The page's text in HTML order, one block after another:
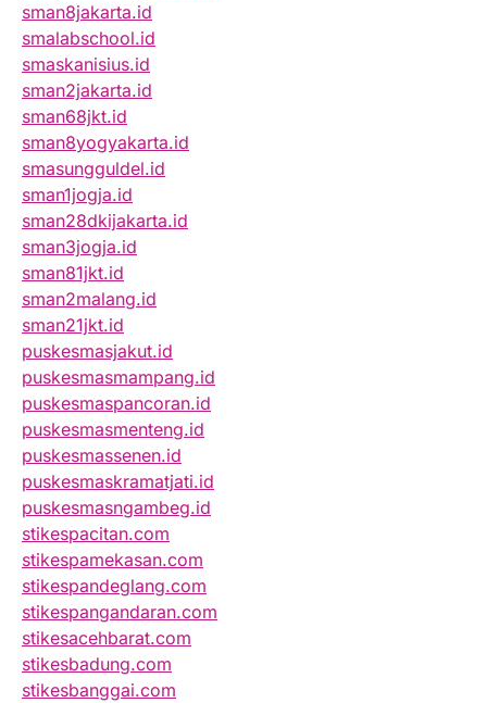
sman8jakarta.id
smalabschool.id
smaskanisius.id
sman2jakarta.id
sman68jkt.id
sman8yogyakarta.id
smasungguldel.id
sman1jogja.id
sman28dkijakarta.id
sman3jogja.id
sman81jkt.id
sman2malang.id
sman21jkt.id
puskesmasjakut.id
puskesmasmampang.id
puskesmaspancoran.id
puskesmasmenteng.id
puskesmassenen.id
puskesmaskramatjati.id
puskesmasngambeg.id
stikespacitan.com
stikespamekasan.com
stikespandeglang.com
stikespangandaran.com
stikesacehbarat.com
stikesbadung.com
stikesbanggai.com